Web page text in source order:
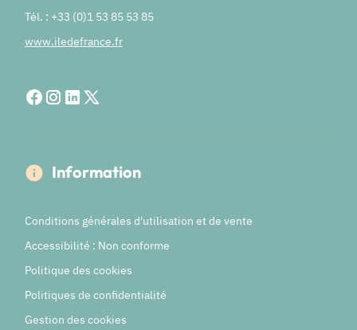
Tél. : +33 (0)1 53 85 53 85
www.iledefrance.fr
Information
Conditions générales d'utilisation et de vente
Accessibilité : Non conforme
Politique des cookies
Politiques de confidentialité
Gestion des cookies